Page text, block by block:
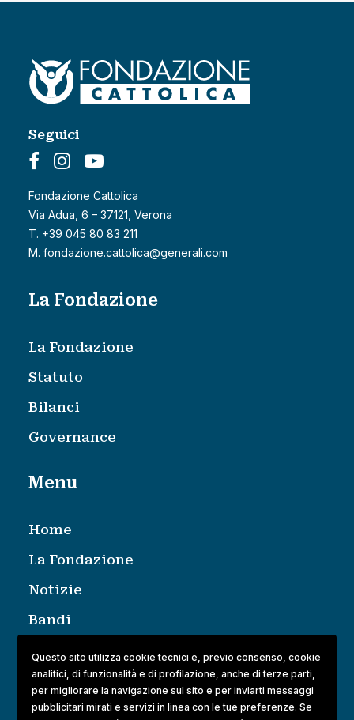
Seguici
Fondazione Cattolica
Via Adua, 6 – 37121, Verona
T. +39 045 80 83 211
M. fondazione.cattolica@generali.com
La Fondazione
La Fondazione
Statuto
Bilanci
Governance
Menu
Home
La Fondazione
Notizie
Bandi
Contatti
Legal
Questo sito utilizza cookie tecnici e, previo consenso, cookie
analitici, di funzionalità e di profilazione, anche di terze parti,
per migliorare la navigazione sul sito e per inviarti messaggi
pubblicitari mirati e servizi in linea con le tue preferenze. Se